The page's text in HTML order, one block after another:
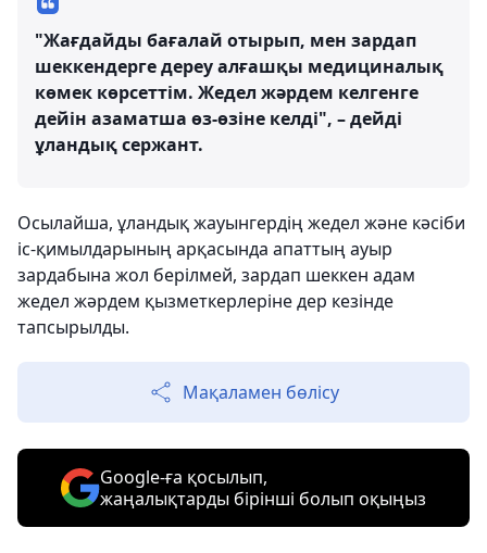
"Жағдайды бағалай отырып, мен зардап
шеккендерге дереу алғашқы медициналық
көмек көрсеттім. Жедел жәрдем келгенге
дейін азаматша өз-өзіне келді", – дейді
ұландық сержант.
Осылайша, ұландық жауынгердің жедел және кәсіби
іс-қимылдарының арқасында апаттың ауыр
зардабына жол берілмей, зардап шеккен адам
жедел жәрдем қызметкерлеріне дер кезінде
тапсырылды.
Мақаламен бөлісу
Google-ға қосылып,
жаңалықтарды бірінші болып оқыңыз